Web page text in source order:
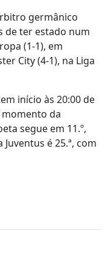
germânico
de ter estado num
(1-1), em
City (4-1), na Liga
início às 20:00 de
da
segue em 11.º,
é 25.ª, com